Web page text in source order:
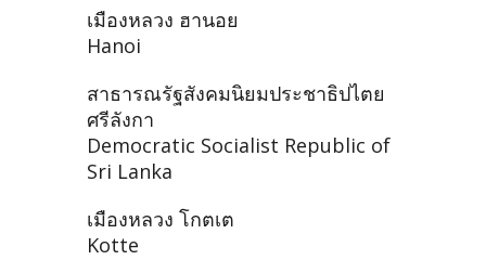
เมืองหลวง ฮานอย
Hanoi
สาธารณรัฐสังคมนิยมประชาธิปไตย
ศรีลังกา
Democratic Socialist Republic of
Sri Lanka
เมืองหลวง โกตเต
Kotte